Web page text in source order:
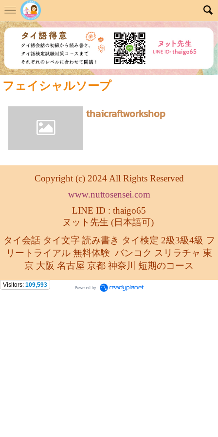
フェイシャルソープ
thaicraftworkshop
Copyright (c) 2024 All Rights Reserved
www.nuttosensei.com
LINE ID : thaigo65
ヌット先生 (日本語可)
タイ会話 タイ文字 読み書き タイ検定 2級3級4級 フ
リートライアル 無料体験 バンコク スリラチャ 東
京 大阪 名古屋 京都 神奈川 短期のコース
Visitors: 109,593